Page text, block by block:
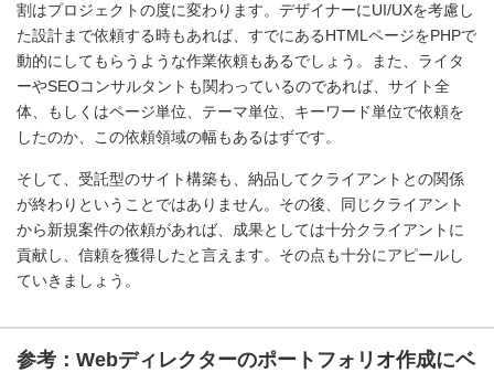
割はプロジェクトの度に変わります。デザイナーにUI/UXを考慮し
た設計まで依頼する時もあれば、すでにあるHTMLページをPHPで
動的にしてもらうような作業依頼もあるでしょう。また、ライタ
ーやSEOコンサルタントも関わっているのであれば、サイト全
体、もしくはページ単位、テーマ単位、キーワード単位で依頼を
したのか、この依頼領域の幅もあるはずです。
そして、受託型のサイト構築も、納品してクライアントとの関係
が終わりということではありません。その後、同じクライアント
から新規案件の依頼があれば、成果としては十分クライアントに
貢献し、信頼を獲得したと言えます。その点も十分にアピールし
ていきましょう。
参考：Webディレクターのポートフォリオ作成にベ